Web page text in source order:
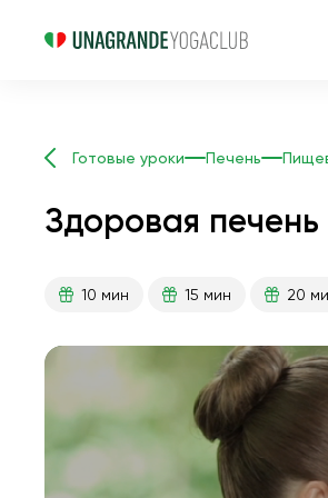
Готовые уроки Печень
Здоровая
10 мин 15 мин 20